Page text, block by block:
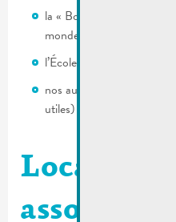
la « Bolzplaz », petit
monde et son petit terrain
l’École de musique de
nos autres clubs et
utiles)
Local